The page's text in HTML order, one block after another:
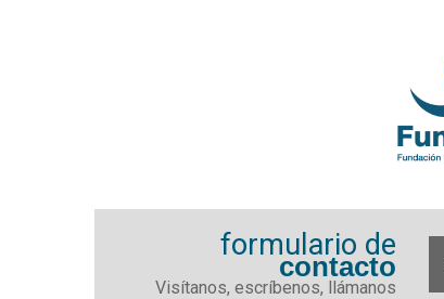
formulario de
contacto
Visítanos, escríbenos, llámanos